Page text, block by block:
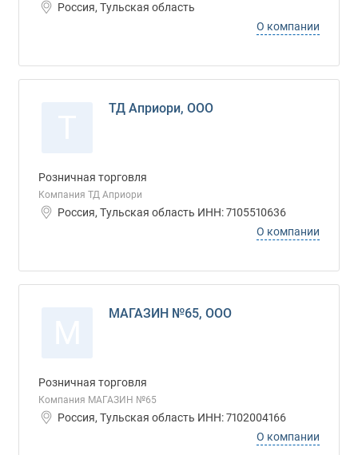
Россия, Тульская область
О компании
ТД Априори, ООО
Розничная торговля
Компания ТД Априори
Россия, Тульская область ИНН: 7105510636
О компании
МАГАЗИН №65, ООО
Розничная торговля
Компания МАГАЗИН №65
Россия, Тульская область ИНН: 7102004166
О компании